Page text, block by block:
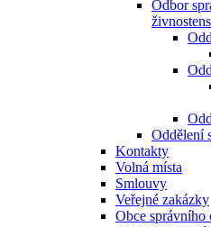
Odbor
Oddělení
Kontakty
Volná místa
Smlouvy
Veřejné zakázky
Obce správního